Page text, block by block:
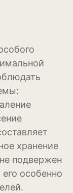
хранение
подвержен
особенно